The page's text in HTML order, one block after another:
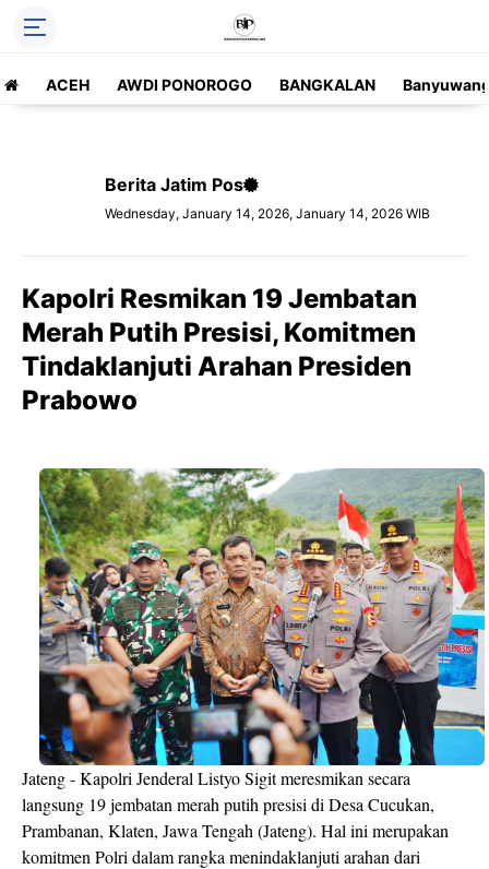
ACEH AWDI PONOROGO BANGKALAN
Berita Jatim Pos
Wednesday, January 14, 2026, January 14, 2026 WIB
Kapolri Resmikan 19 Jembatan
Merah Putih Presisi, Komitmen
Tindaklanjuti Arahan Presiden
Prabowo
Jateng - Kapolri Jenderal Listyo Sigit meresmikan secara
langsung 19 jembatan merah putih presisi di Desa Cucukan,
Prambanan, Klaten, Jawa Tengah (Jateng). Hal ini merupakan
komitmen Polri dalam rangka menindaklanjuti arahan dari